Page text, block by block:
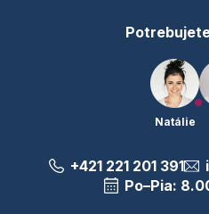
Natálie
+421 221 201 391
Po–Pia: